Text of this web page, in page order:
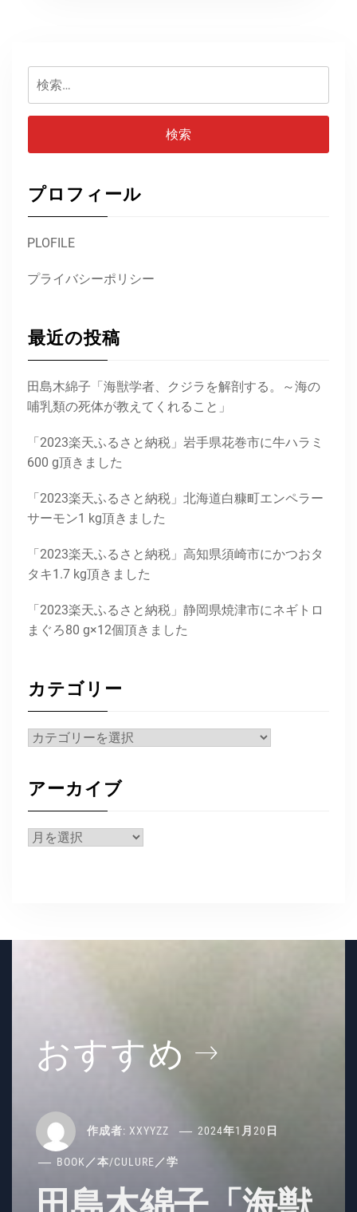
検
索:
プロフィール
PLOFILE
プライバシーポリシー
最近の投稿
田島木綿子「海獣学者、クジラを解剖する。～海の
哺乳類の死体が教えてくれること」
「2023楽天ふるさと納税」岩手県花巻市に牛ハラミ
600 g頂きました
「2023楽天ふるさと納税」北海道白糠町エンペラー
サーモン1 kg頂きました
「2023楽天ふるさと納税」高知県須崎市にかつおタ
タキ1.7 kg頂きました
「2023楽天ふるさと納税」静岡県焼津市にネギトロ
まぐろ80 g×12個頂きました
カテゴリー
カ
リ
ー
アーカイブ
ア
おすすめ
作成者: XXYYZZ 2024年1月20日
BOOK／本/CULURE／学